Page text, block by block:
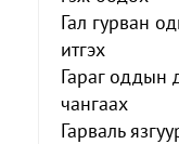
Гал гурван
итгэх
Гараг оддын
чангаах
Гарваль